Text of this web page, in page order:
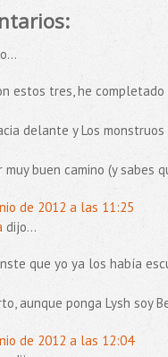
estos tres, he
delante y Los monstruos
muy buen camino (y sabes
de 2012 a las 11:25
dijo...
que yo ya los había
aunque ponga Lysh soy
de 2012 a las 12:04